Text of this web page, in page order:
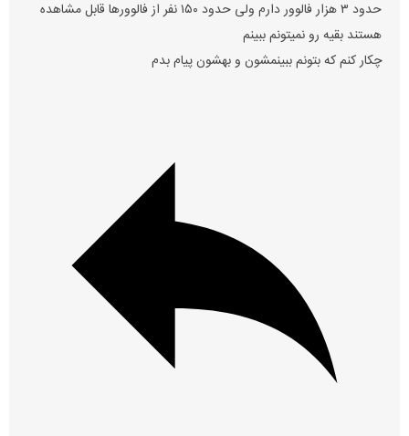
حدود ۳ هزار فالوور دارم ولی حدود ۱۵۰ نفر از فالوورها قابل مشاهده
هستند بقیه رو نمیتونم ببینم
چکار کنم که بتونم ببینمشون و بهشون پیام بدم